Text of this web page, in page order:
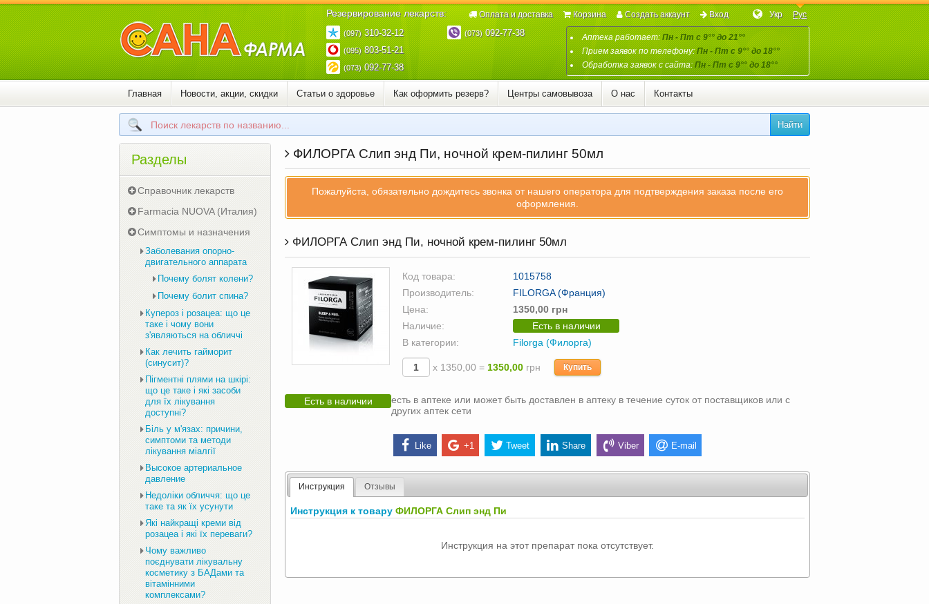
Резервирование лекарств:
(097)310-32-12
(095)803-51-21
(073)092-77-38
(073)092-77-38 Аптека работает:Пн - Пт с 9°° до 21°°
Прием заявок по телефону:Пн - Пт с 9°° до 18°°
Обработка заявок с сайта:Пн - Пт с 9°° до 18°°
Укр Рус
Оплата и доставка Корзина Создать аккаунт Вход
Главная Новости, акции, скидки Статьи о здоровье Как оформить резерв? Центры самовывоза О нас Контакты
Найти
ФИЛОРГА Слип энд Пи, ночной крем-пилинг 50мл
Пожалуйста, обязательно дождитесь звонка от нашего оператора для подтверждения заказа после его
оформления.
ФИЛОРГА Слип энд Пи, ночной крем-пилинг 50мл
Код товара:
1015758
Производитель:
FILORGA (Франция)
Цена:
1350,00 грн
Наличие:
Есть в наличии
В категории:
Filorga (Филорга)
х 1350,00 = 1350,00 грн Купить
Есть в наличии
есть в аптеке или может быть доставлен в аптеку в течение суток от поставщиков или с
других аптек сети
Like +1 Tweet Share Viber E-mail
Инструкция Отзывы
Инструкция к товаруФИЛОРГА Слип энд Пи
Инструкция на этот препарат пока отсутствует.
Разделы
Справочник лекарств
Farmacia NUOVA (Италия)
Симптомы и назначения
Заболевания опорно-
двигательного аппарата
Почему болят колени?
Почему болит спина?
Купероз і розацеа: що це
таке і чому вони
з'являються на обличчі
Как лечить гайморит
(синусит)?
Пігментні плями на шкірі:
що це таке і які засоби
для їх лікування
доступні?
Біль у м'язах: причини,
симптоми та методи
лікування міалгії
Высокое артериальное
давление
Недоліки обличчя: що це
таке та як їх усунути
Які найкращі креми від
розацеа і які їх переваги?
Чому важливо
поєднувати лікувальну
косметику з БАДами та
вітамінними
комплексами?